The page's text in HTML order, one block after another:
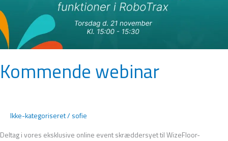
Kommende webinar
Ikke-kategoriseret/ sofie
Deltag i vores eksklusive online event skræddersyet til WizeFloor-